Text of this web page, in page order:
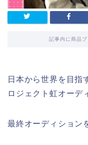
記事内に商品
日本から世界を目指
ロジェクト虹オーデ
最終オーディション